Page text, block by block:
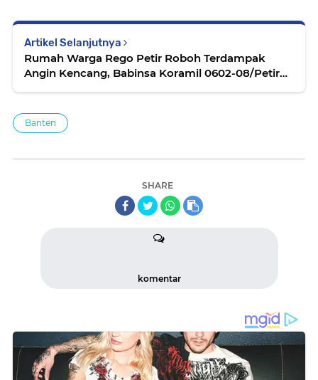
Artikel Selanjutnya
Rumah Warga Rego Petir Roboh Terdampak
Angin Kencang, Babinsa Koramil 0602-08/Petir
Banten
SHARE
komentar